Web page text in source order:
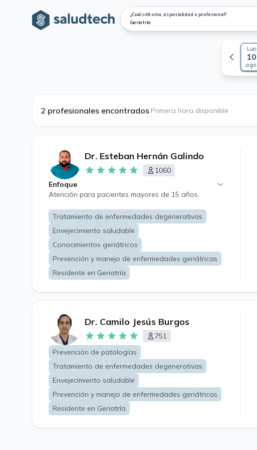
¿Cuál síntoma, especialidad o profesional?
Lun
10
ago
2 profesionales encontrados Primera hora disponible
Dr. Esteban Hernán Galindo
1060
Enfoque
Atención para pacientes mayores de 15 años.
Tratamiento de enfermedades degenerativas
Envejecimiento saludable
Conocimientos geriátricos
Prevención y manejo de enfermedades geriátricas
Residente en Geriatría
Dr. Camilo Jesús Burgos
751
Prevención de patologías
Tratamiento de enfermedades degenerativas
Envejecimiento saludable
Prevención y manejo de enfermedades geriátricas
Residente en Geriatría